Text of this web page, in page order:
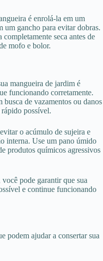
é enrolá-la em um
um gancho para evitar dobras.
seca antes de
mofo e bolor.
mangueira de jardim é
funcionando corretamente.
de vazamentos ou danos
rápido possível.
o acúmulo de sujeira e
interna. Use um pano úmido
produtos químicos agressivos
pode garantir que sua
e continue funcionando
podem ajudar a consertar sua